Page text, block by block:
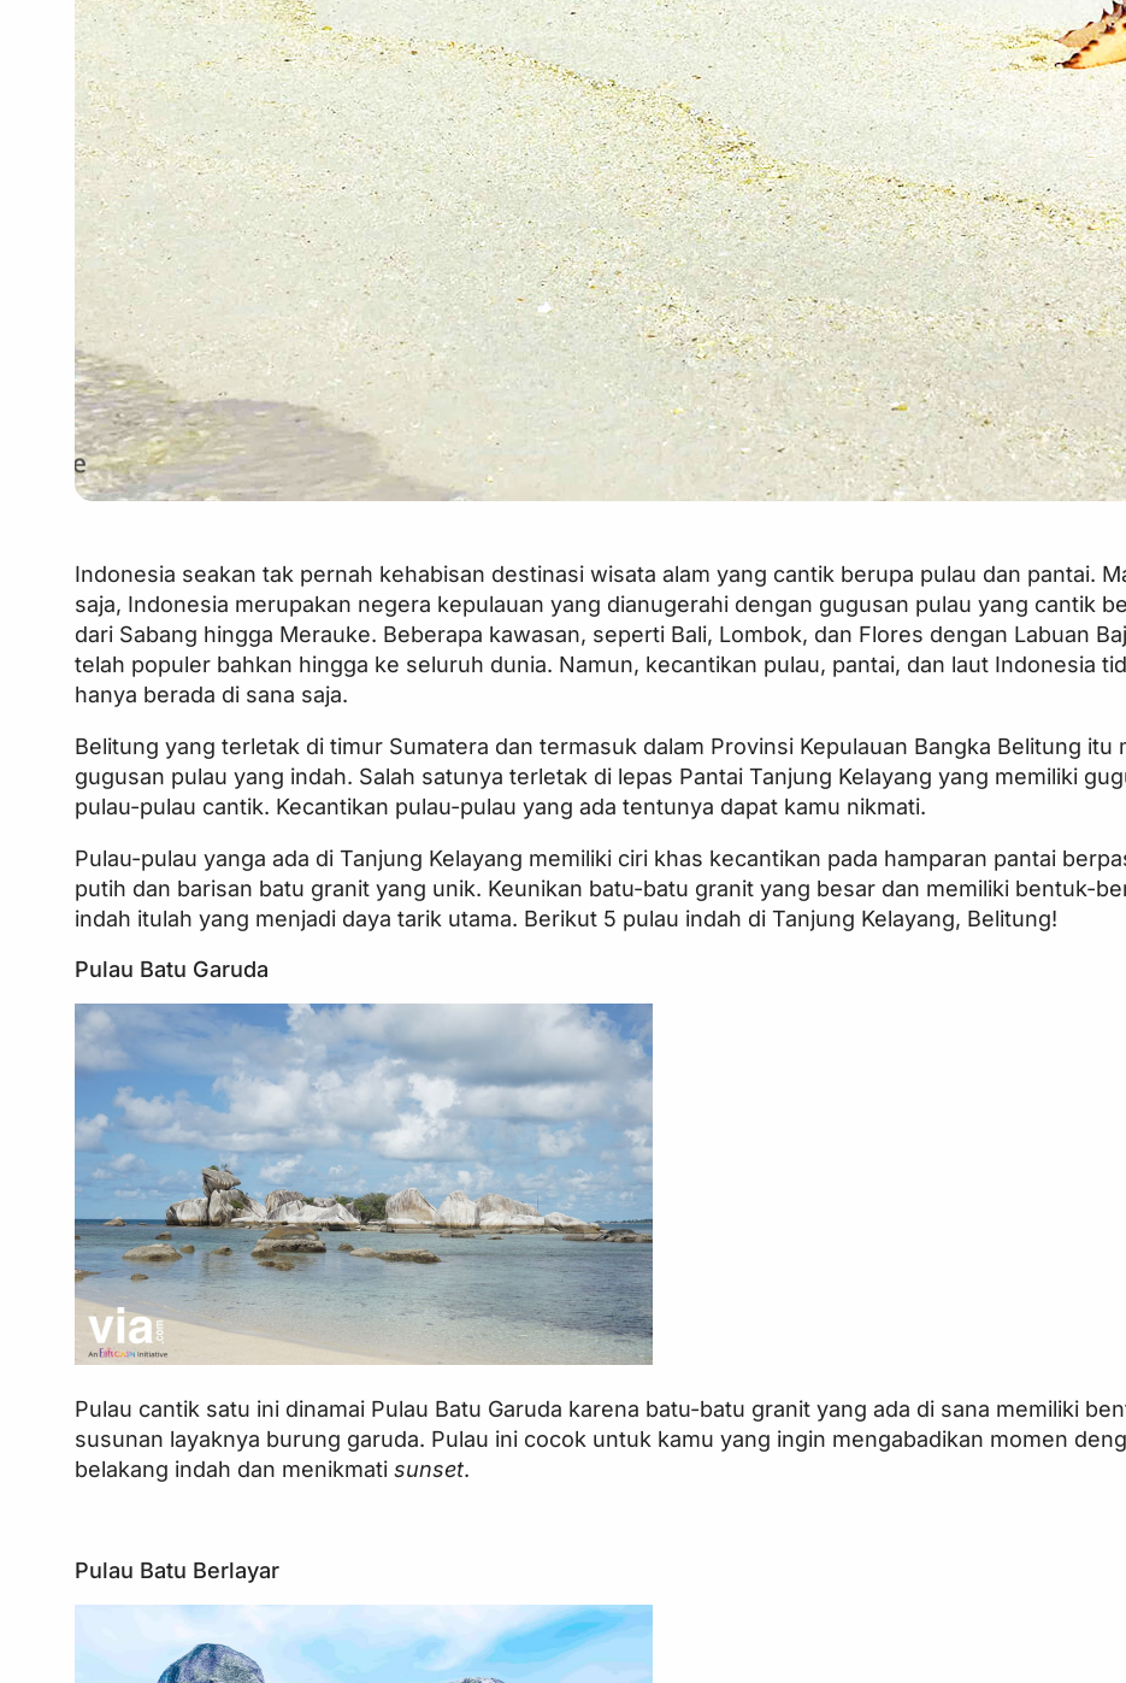
Indonesia seakan tak pernah kehabisan destinasi wisata alam yang cantik berupa pulau dan pantai.
saja, Indonesia merupakan negera kepulauan yang dianugerahi dengan gugusan pulau yang cantik
dari Sabang hingga Merauke. Beberapa kawasan, seperti Bali, Lombok, dan Flores dengan Labuan
telah populer bahkan hingga ke seluruh dunia. Namun, kecantikan pulau, pantai, dan laut Indonesia
hanya berada di sana saja.
Belitung yang terletak di timur Sumatera dan termasuk dalam Provinsi Kepulauan Bangka Belitung itu
gugusan pulau yang indah. Salah satunya terletak di lepas Pantai Tanjung Kelayang yang memiliki
pulau-pulau cantik. Kecantikan pulau-pulau yang ada tentunya dapat kamu nikmati.
Pulau-pulau yanga ada di Tanjung Kelayang memiliki ciri khas kecantikan pada hamparan pantai
putih dan barisan batu granit yang unik. Keunikan batu-batu granit yang besar dan memiliki bentuk-
indah itulah yang menjadi daya tarik utama. Berikut 5 pulau indah di Tanjung Kelayang, Belitung!
Pulau Batu Garuda
Pulau cantik satu ini dinamai Pulau Batu Garuda karena batu-batu granit yang ada di sana memiliki
susunan layaknya burung garuda. Pulau ini cocok untuk kamu yang ingin mengabadikan momen
belakang indah dan menikmatisunset.
Pulau Batu Berlayar